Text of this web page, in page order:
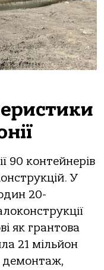
90 контейнерів
У
20-
як грантова
21 мільйон
демонтаж,